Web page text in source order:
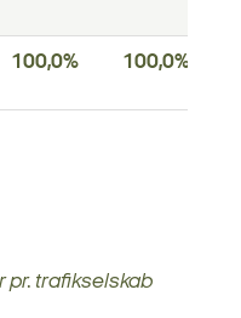
100,0% 100,0%
pr. trafikselskab